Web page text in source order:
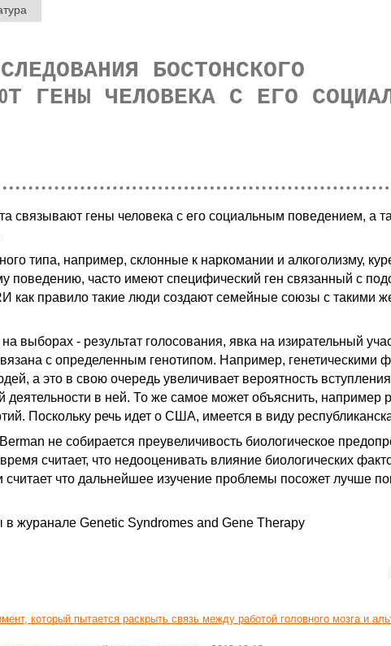
БОСТОНСКОГО
ГЕНЫ ЧЕЛОВЕКА С ЕГО
связывают гены человека с его социальным поведением, а
типа, например, склонные к наркомании и алкоголизму,
поведению, часто имеют специфический ген связанный с
как правило такие люди создают семейные союзы с такими
выборах - результат голосования, явка на изирательный
с определенным генотипом. Например, генетическими
а это в свою очередь увеличивает вероятность
деятельности в ней. То же самое может объяснить, например
Поскольку речь идет о США, имеется в виду
не собирается преувеличивость биологическое
считает, что недооценивать влияние биологических
считает что дальнейшее изучение проблемы посожет лучше
журанале Genetic Syndromes and Gene Therapy
который пытается раскрыть связь между работой головного мозга и